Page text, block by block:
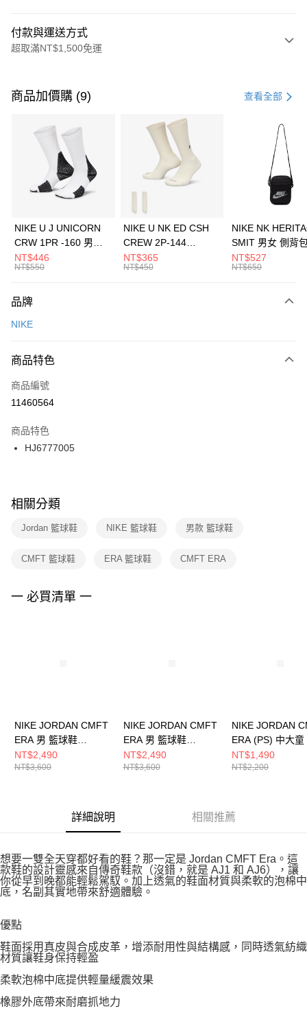
付款與運送方式
超取滿NT$1,500免運
信用卡一次付款
3 期 0 利率 每期 21家銀行
合作金庫商業銀行
第一商業銀行
華南商業銀行
彰化商業銀行
上海商業儲蓄銀行
元大商業銀行
台灣樂天信用卡公司
Apple Pay
全盈+PAY
AFTEE先享後付
【關於「AFTEE先享後付」】
便利好安心！
３．安心：先確認商品／服務後，再付款。
【「AFTEE先享後付」結帳流程】
１．於結帳方式選擇「AFTEE先享後付」後，將跳轉至「AFTEE先享後付」
２．訂單成立數日內，您將收到繳費通知簡訊。
３．收到繳費通知簡訊後14天內，點擊此簡訊中的連結，可透過四大超商／
ATM／網路銀行／等多元方式進行付款，方視為交易完成。
※ 交易是否成功請以「AFTEE先享後付 」之結帳頁面顯示為準，若有關於
是否繳費成功／繳費後需取消欲退款等相關疑問，請聯繫「AFTEE先享後付
客戶支援中心」https://netprotections.freshdesk.com/support/home
１．透過由恩沛科技股份有限公司提供之「AFTEE先享後付」服務完成之交
２．關於個人資料處理事宜，請瀏覽以下網址：
運送方式
每筆NT$100，滿NT$1,500(含以上)免運費
宅配
每筆NT$100，滿NT$1,500(含以上)免運費
付款後門市自取
每筆NT$100，滿NT$1,500(含以上)免運費
商品加價購 (9) 查看全部
NIKE U J UNICORN
CRW 1PR -160 男女
中統襪 FZ3393100
NT$446
NT$550
NIKE U NK ED CSH
CREW 2P-144
EMBRDY 男女 短統襪
FZ3073133
NT$365
NT$450
NIKE NK
SMIT 男女 側背
BA5871010
NT$527
NT$650
品牌
NIKE
商品特色
商品編號
11460564
商品特色
HJ6777005
相關分類
Jordan 籃球鞋 NIKE 籃球鞋 男款 籃球鞋
CMFT 籃球鞋 ERA 籃球鞋 CMFT ERA
一 必買清單 一
NIKE JORDAN CMFT
ERA 男 籃球鞋
HJ6777400
NT$2,490
NT$3,600
NIKE JORDAN CMFT
ERA 男 籃球鞋
HJ6777200
NT$2,490
NT$3,600
NIKE JORDAN
ERA (PS) 中大童
鞋 HQ0507101
NT$1,490
NT$2,200
詳細說明 相關推薦
想要一雙全天穿都好看的鞋？那一定是 Jordan CMFT Era。這
款鞋的設計靈感來自傳奇鞋款（沒錯，就是 AJ1 和 AJ6），讓
你從早到晚都能輕鬆駕馭。加上透氣的鞋面材質與柔軟的泡棉中
底，名副其實地帶來舒適體驗。
優點
鞋面採用真皮與合成皮革，增添耐用性與結構感，同時透氣紡織
材質讓鞋身保持輕盈
柔軟泡棉中底提供輕量緩震效果
橡膠外底帶來耐磨抓地力